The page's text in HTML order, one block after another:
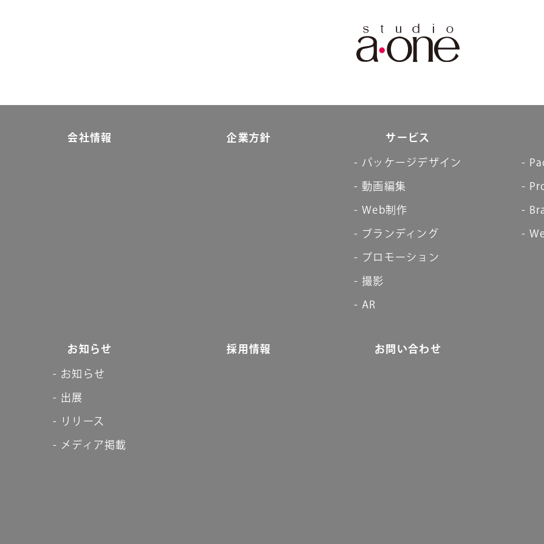
会社情報 企業方針 サービス
パッケージデザイン
動画編集
Web制作
ブランディング
プロモーション
撮影
AR
お知らせ
お知らせ
出展
リリース
メディア掲載
採用情報 お問い合わせ